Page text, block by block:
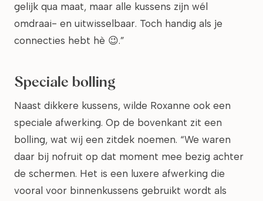
gelijk qua maat, maar alle kussens zijn wél
omdraai- en uitwisselbaar. Toch handig als je
connecties hebt hè 😉.”
Speciale bolling
Naast dikkere kussens, wilde Roxanne ook een
speciale afwerking. Op de bovenkant zit een
bolling, wat wij een zitdek noemen. “We waren
daar bij nofruit op dat moment mee bezig achter
de schermen. Het is een luxere afwerking die
vooral voor binnenkussens gebruikt wordt als